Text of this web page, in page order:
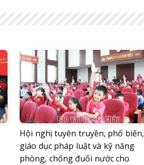
Hội nghị tuyên truyền, phổ biến,
giáo dục pháp luật và kỹ năng
phòng, chống đuối nước cho